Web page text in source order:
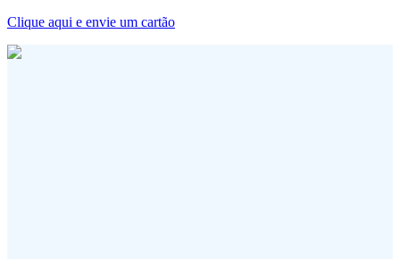
Clique aqui e envie um cartão